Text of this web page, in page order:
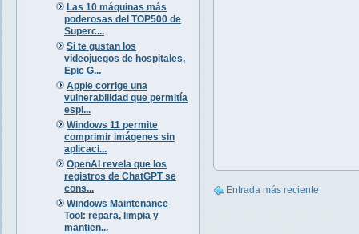
Las 10 máquinas más
poderosas del TOP500 de
Superc...
Si te gustan los
videojuegos de hospitales,
Epic G...
Apple corrige una
vulnerabilidad que permitía
espi...
Windows 11 permite
comprimir imágenes sin
aplicaci...
OpenAI revela que los
registros de ChatGPT se
cons...
Windows Maintenance
Tool: repara, limpia y
mantien...
Entrada más reciente